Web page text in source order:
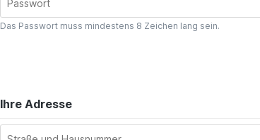
Das Passwort muss mindestens 8 Zeichen lang sein.
Ihre Adresse